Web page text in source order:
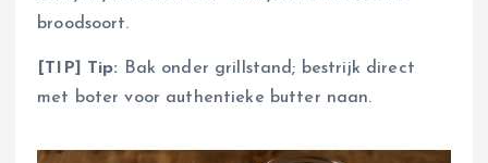
broodsoort.
[TIP] Tip: Bak onder grillstand; bestrijk direct
met boter voor authentieke butter naan.